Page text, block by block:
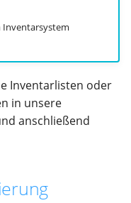
GPO
Mail
Funktionen
Inventarlisten oder
in unsere
anschließend